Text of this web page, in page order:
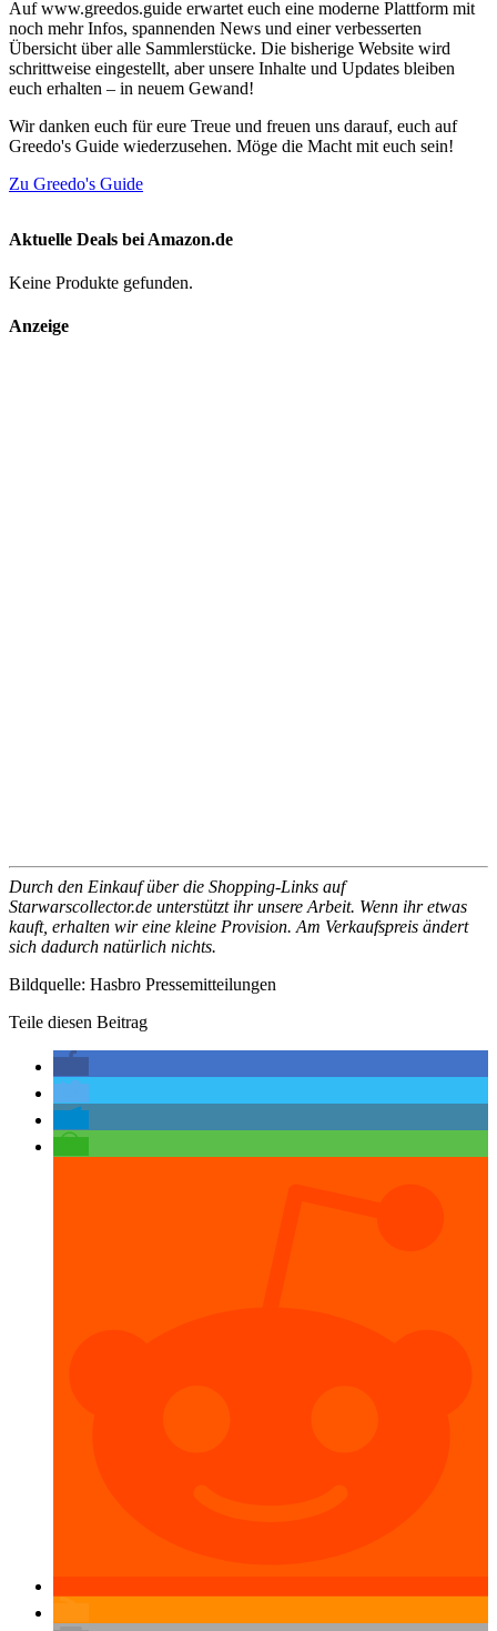
Auf www.greedos.guide erwartet euch eine moderne Plattform mit
noch mehr Infos, spannenden News und einer verbesserten
Übersicht über alle Sammlerstücke. Die bisherige Website wird
schrittweise eingestellt, aber unsere Inhalte und Updates bleiben
euch erhalten – in neuem Gewand!
Wir danken euch für eure Treue und freuen uns darauf, euch auf
Greedo's Guide wiederzusehen. Möge die Macht mit euch sein!
Zu Greedo's Guide
Aktuelle Deals bei Amazon.de
Keine Produkte gefunden.
Anzeige
Durch den Einkauf über die Shopping-Links auf
Starwarscollector.de unterstützt ihr unsere Arbeit. Wenn ihr etwas
kauft, erhalten wir eine kleine Provision. Am Verkaufspreis ändert
sich dadurch natürlich nichts.
Bildquelle: Hasbro Pressemitteilungen
Teile diesen Beitrag